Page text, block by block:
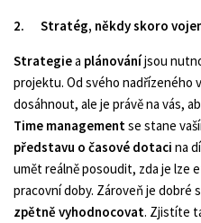
2. Stratég, někdy skoro
Strategiea plánováníjsou
projektu. Od svého nadřízeného
dosáhnout, ale je právě na vás,
Time management se stane
představu o časové dotaci na
umět reálně posoudit, zda je lze
pracovní doby. Zároveň je dobré
zpětně vyhodnocovat. Zjistíte